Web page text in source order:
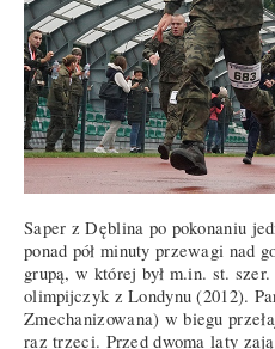
Saper z Dęblina po pokonaniu
ponad pół minuty przewagi nad
grupą, w której był m.in. st.
olimpijczyk z Londynu (2012).
Zmechanizowana) w biegu
raz trzeci. Przed dwoma laty